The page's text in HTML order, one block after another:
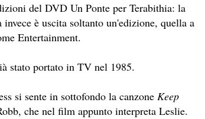
del DVD Un Ponte per Terabithia: la
è uscita soltanto un'edizione, quella a
Entertainment.
stato portato in TV nel 1985.
si sente in sottofondo la canzone Keep
che nel film appunto interpreta Leslie.